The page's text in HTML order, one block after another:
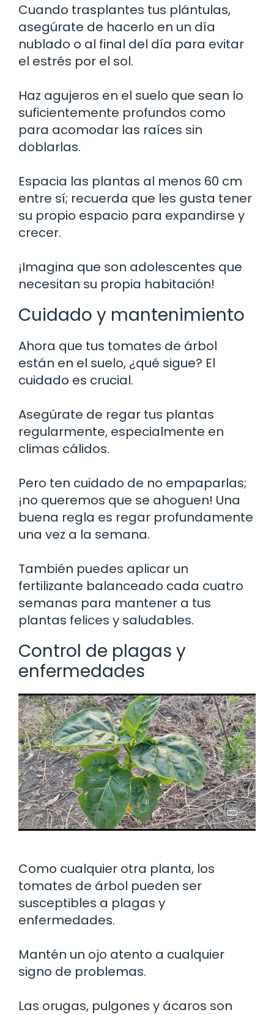
Cuando trasplantes tus plántulas,
asegúrate de hacerlo en un día
nublado o al final del día para evitar
el estrés por el sol.
Haz agujeros en el suelo que sean lo
suficientemente profundos como
para acomodar las raíces sin
doblarlas.
Espacia las plantas al menos 60 cm
entre sí; recuerda que les gusta tener
su propio espacio para expandirse y
crecer.
¡Imagina que son adolescentes que
necesitan su propia habitación!
Cuidado y mantenimiento
Ahora que tus tomates de árbol
están en el suelo, ¿qué sigue? El
cuidado es crucial.
Asegúrate de regar tus plantas
regularmente, especialmente en
climas cálidos.
Pero ten cuidado de no empaparlas;
¡no queremos que se ahoguen! Una
buena regla es regar profundamente
una vez a la semana.
También puedes aplicar un
fertilizante balanceado cada cuatro
semanas para mantener a tus
plantas felices y saludables.
Control de plagas y
enfermedades
Como cualquier otra planta, los
tomates de árbol pueden ser
susceptibles a plagas y
enfermedades.
Mantén un ojo atento a cualquier
signo de problemas.
Las orugas, pulgones y ácaros son